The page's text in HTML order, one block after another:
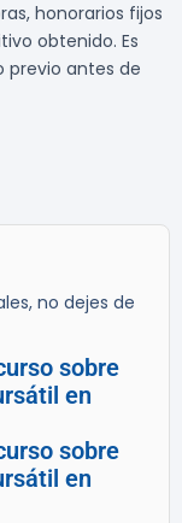
honorarios fijos
obtenido. Es
previo antes de
no dejes de
sobre
en
sobre
en